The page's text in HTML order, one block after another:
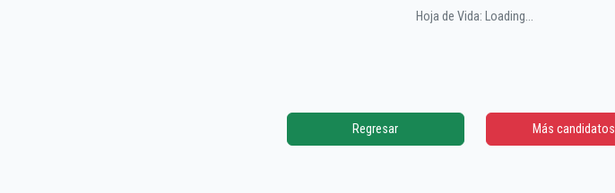
Hoja de Vida: Loading...
Regresar Más candidatos